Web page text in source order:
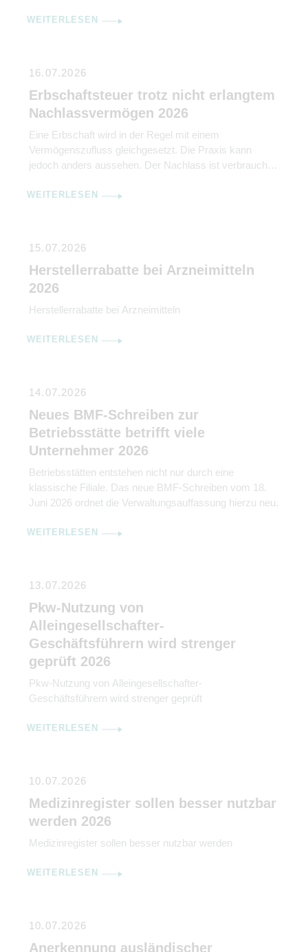
WEITERLESEN
16.07.2026
Erbschaftsteuer trotz nicht erlangtem
Nachlassvermögen 2026
Eine Erbschaft wird in der Regel mit einem
Vermögenszufluss gleichgesetzt. Die Praxis kann
jedoch anders aussehen. Der Nachlass ist verbraucht,
kaum noch erreichbar und Jahre später kommt
WEITERLESEN
15.07.2026
Herstellerrabatte bei Arzneimitteln
2026
Herstellerrabatte bei Arzneimitteln
WEITERLESEN
14.07.2026
Neues BMF-Schreiben zur
Betriebsstätte betrifft viele
Unternehmer 2026
Betriebsstätten entstehen nicht nur durch eine
klassische Filiale. Das neue BMF-Schreiben vom 18.
Juni 2026 ordnet die Verwaltungsauffassung hierzu neu.
WEITERLESEN
13.07.2026
Pkw-Nutzung von
Alleingesellschafter-
Geschäftsführern wird strenger
geprüft 2026
Pkw-Nutzung von Alleingesellschafter-
Geschäftsführern wird strenger geprüft
WEITERLESEN
10.07.2026
Medizinregister sollen besser nutzbar
werden 2026
Medizinregister sollen besser nutzbar werden
WEITERLESEN
10.07.2026
Anerkennung ausländischer